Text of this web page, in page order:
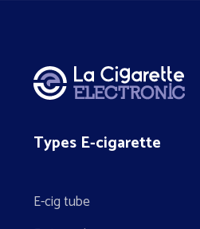
Types E-cigarette
E-cig tube